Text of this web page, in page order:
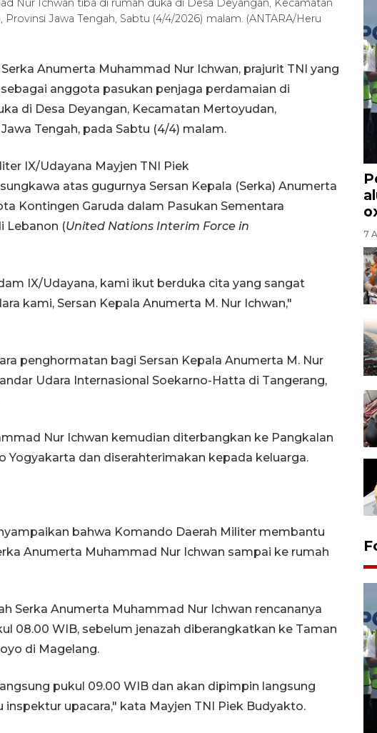
Nur Ichwan tiba di rumah duka di Desa Deyangan, Kecamatan
Jawa Tengah, Sabtu (4/4/2026) malam. (ANTARA/Heru
Anumerta Muhammad Nur Ichwan, prajurit TNI yang
anggota pasukan penjaga perdamaian di
di Desa Deyangan, Kecamatan Mertoyudan,
Tengah, pada Sabtu (4/4) malam.
IX/Udayana Mayjen TNI Piek
atas gugurnya Sersan Kepala (Serka) Anumerta
Kontingen Garuda dalam Pasukan Sementara
Lebanon (United Nations Interim Force in
IX/Udayana, kami ikut berduka cita yang sangat
kami, Sersan Kepala Anumerta M. Nur Ichwan,"
penghormatan bagi Sersan Kepala Anumerta M. Nur
Udara Internasional Soekarno-Hatta di Tangerang,
​​​​​​​Nur Ichwan kemudian diterbangkan ke Pangkalan
Yogyakarta dan diserahterimakan kepada keluarga.
bahwa Komando Daerah Militer membantu
Anumerta Muhammad ​​​​​​​Nur Ichwan sampai ke rumah
Serka Anumerta Muhammad ​​​​​​​Nur Ichwan rencananya
08.00 WIB, sebelum jenazah diberangkatkan ke Taman
di Magelang.
pukul 09.00 WIB dan akan dipimpin langsung
inspektur upacara," kata Mayjen TNI Piek Budyakto.
7
Kalbar siaga darurat karhutla
hingga November